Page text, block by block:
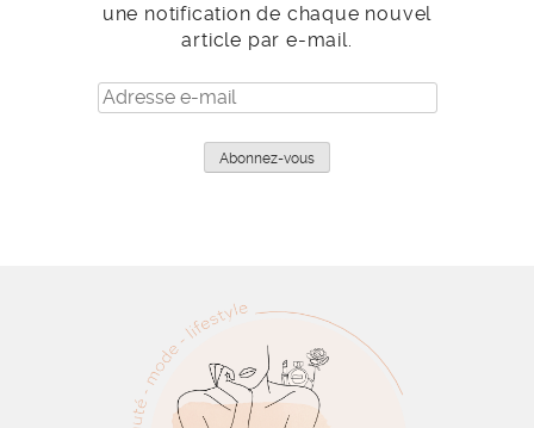
une notification de chaque nouvel
article par e-mail.
Adresse
e-
Abonnez-vous